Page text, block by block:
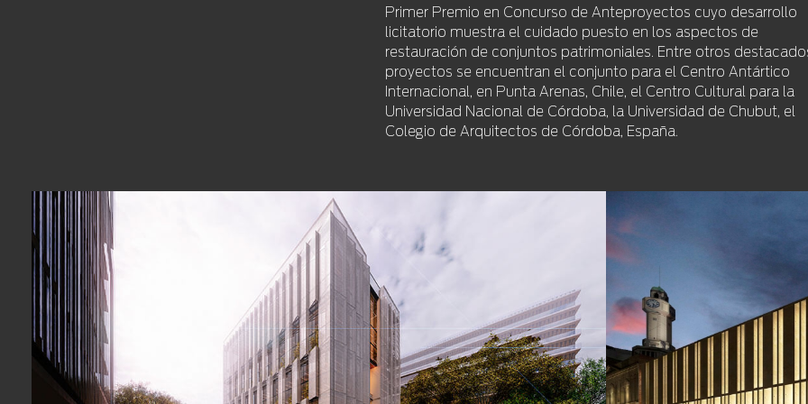
Primer Premio en Concurso de Anteproyectos cuyo desarrollo
licitatorio muestra el cuidado puesto en los aspectos de
restauración de conjuntos patrimoniales. Entre otros
proyectos se encuentran el conjunto para el Centro Antártico
Internacional, en Punta Arenas, Chile, el Centro Cultural para la
Universidad Nacional de Córdoba, la Universidad de Chubut, el
Colegio de Arquitectos de Córdoba, España.